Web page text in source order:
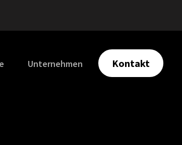
Unternehmen Kontakt